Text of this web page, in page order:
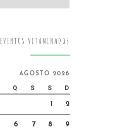
EVENTOS VITAMINADOS
AGOSTO 2026
Q S S D
1 2
6 7 8 9